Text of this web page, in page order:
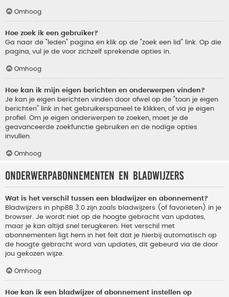
Omhoog
Hoe zoek ik een gebruiker?
Ga naar de "leden" pagina en klik op de "zoek een lid" link. Op die
pagina, vul je de voor zichzelf sprekende opties in.
Omhoog
Hoe kan ik mijn eigen berichten en onderwerpen vinden?
Je kan je eigen berichten vinden door ofwel op de "toon je eigen
berichten" link in het gebruikerspaneel te klikken, of via je eigen
profiel. Om je eigen onderwerpen te zoeken, moet je de
geavanceerde zoekfunctie gebruiken en de nodige opties
invullen.
Omhoog
Onderwerpabonnementen en bladwijzers
Wat is het verschil tussen een bladwijzer en abonnement?
Bladwijzers in phpBB 3.0 zijn zoals bladwijzers (of favorieten) in je
browser. Je wordt niet op de hoogte gebracht van updates,
maar je kan altijd snel terugkeren. Het verschil met
abonnementen ligt hem in het feit dat je hierbij automatisch op
de hoogte gebracht word van updates, dit gebeurd via de door
jou gekozen wijze.
Omhoog
Hoe kan ik een bladwijzer of abonnement instellen op